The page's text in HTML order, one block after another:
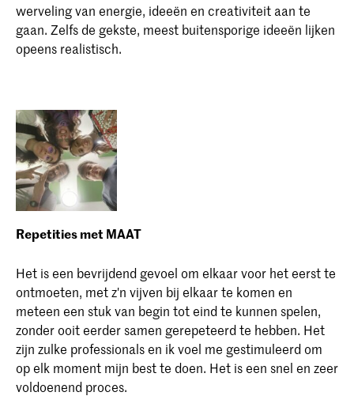
werveling van energie, ideeën en creativiteit aan te
gaan. Zelfs de gekste, meest buitensporige ideeën lijken
opeens realistisch.
Repetities met MAAT
Het is een bevrijdend gevoel om elkaar voor het eerst te
ontmoeten, met z'n vijven bij elkaar te komen en
meteen een stuk van begin tot eind te kunnen spelen,
zonder ooit eerder samen gerepeteerd te hebben. Het
zijn zulke professionals en ik voel me gestimuleerd om
op elk moment mijn best te doen. Het is een snel en zeer
voldoenend proces.